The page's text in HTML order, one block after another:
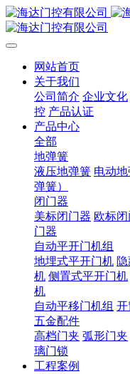
网站首页
关于我们
公司简介 企业文化
控 产品认证
产品中心
全部
地弹簧
液压地弹簧 电动
弹簧）
闭门器
美标闭门器 欧标闭
门器
自动平开门机组
地埋式平开门机
机 侧置式平开门机
机
自动平移门机组 开
五金配件
高档门夹 弧形门夹
璃门锁
工程案例